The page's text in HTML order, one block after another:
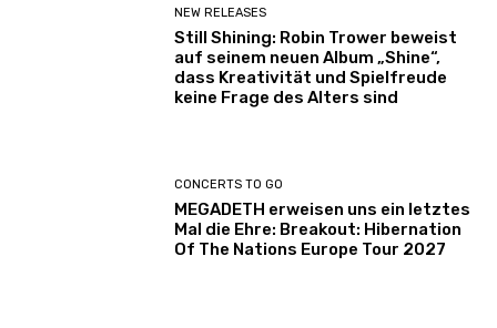
NEW RELEASES
Still Shining: Robin Trower beweist
auf seinem neuen Album „Shine“,
dass Kreativität und Spielfreude
keine Frage des Alters sind
CONCERTS TO GO
MEGADETH erweisen uns ein letztes
Mal die Ehre: Breakout: Hibernation
Of The Nations Europe Tour 2027